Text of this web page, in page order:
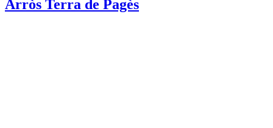
Arròs Terra de Pagès